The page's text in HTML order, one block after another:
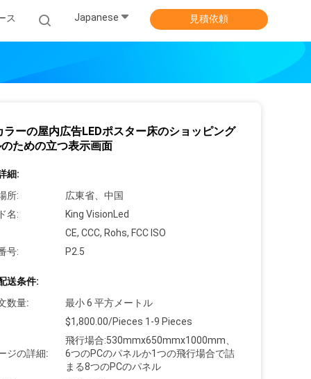
ス Japanese 見積依頼
ラーの屋内広告LEDポスター床のショッピング
ための立つ表示画面
細:
所:
広東省、中国
名:
King VisionLed
CE, CCC, Rohs, FCC ISO
号:
P2.5
送条件:
数量:
最小 6 平方メートル
$1,800.00/Pieces 1-9 Pieces
ジの詳細:
飛行場合:530mmx650mmx1000mm、
6つのPCのパネルか1つの飛行場合で詰
まる8つのPCのパネル